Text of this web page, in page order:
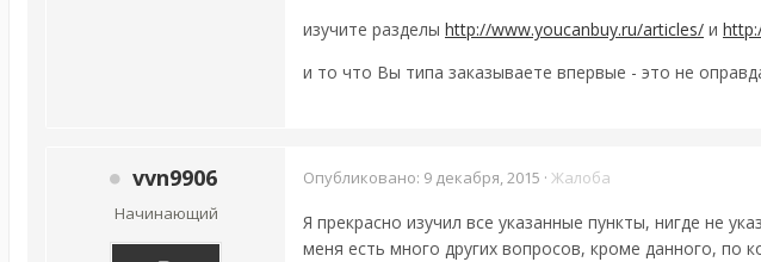
изучите разделы http://www.youcanbuy.ru/articles/ и
и то что Вы типа заказываете впервые - это не
vvn9906
Начинающий
Опубликовано: 9 декабря, 2015 · Жалоба
Я прекрасно изучил все указанные пункты, нигде не
меня есть много других вопросов, кроме данного,